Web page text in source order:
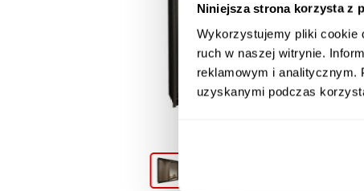
Niniejsza strona korzysta z
Wykorzystujemy pliki cookie
ruch w naszej witrynie.
reklamowym i analitycznym.
uzyskanymi podczas